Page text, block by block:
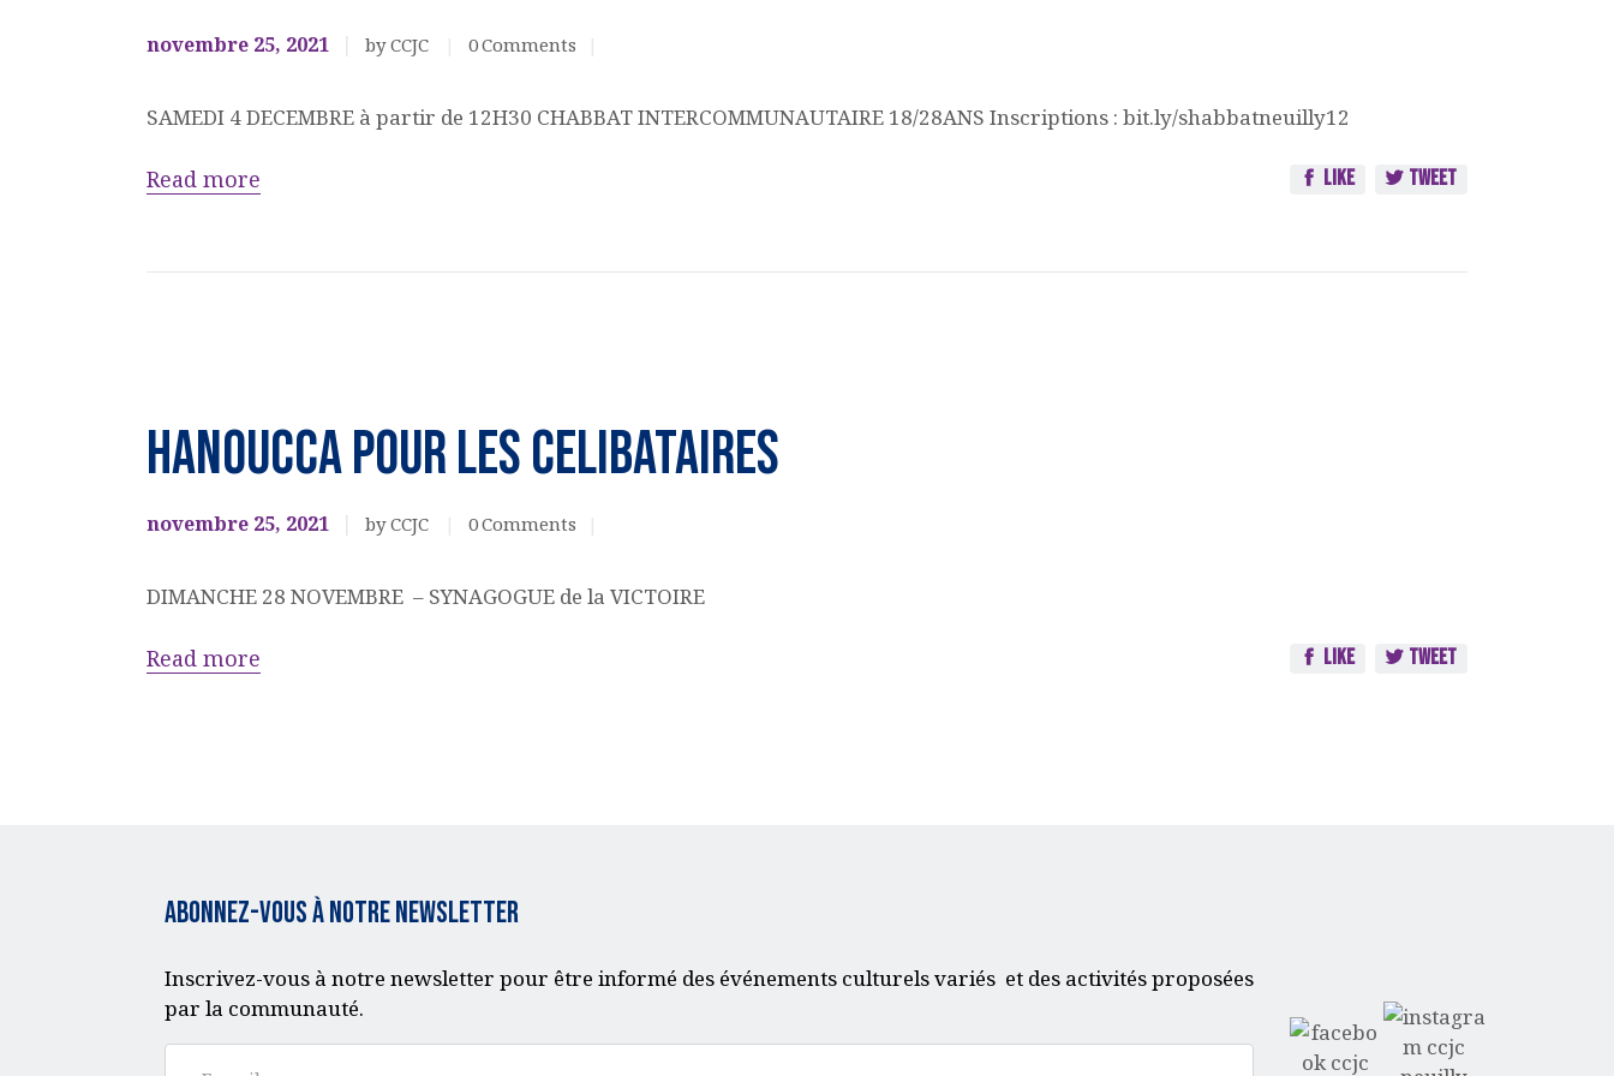
ACQUISITION DU
CENTRE
novembre 25, 2021 by CCJC 0Comments
SAMEDI 4 DECEMBRE à partir de 12H30 CHABBAT INTERCOMMUNAUTAIRE 18/28ANS Inscriptions : bit.ly/shabbatneuilly12
Read more Like Tweet
HANOUCCA pour les CELIBATAIRES
novembre 25, 2021 by CCJC 0Comments
DIMANCHE 28 NOVEMBRE – SYNAGOGUE de la VICTOIRE
Read more Like Tweet
Abonnez-vous à notre Newsletter
Inscrivez-vous à notre newsletter pour être informé des événements culturels variés et des activités proposées
par la communauté.